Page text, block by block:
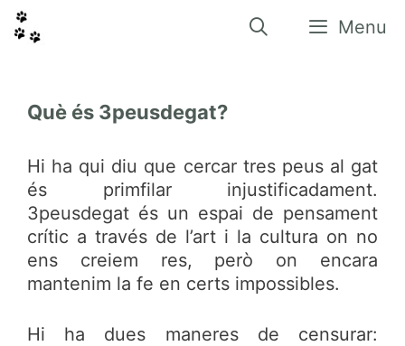
contingut
Menu
Què és 3peusdegat?
Hi ha qui diu que cercar tres peus al gat
és primfilar injustificadament.
3peusdegat és un espai de pensament
crític a través de l’art i la cultura on no
ens creiem res, però on encara
mantenim la fe en certs impossibles.
Hi ha dues maneres de censurar: